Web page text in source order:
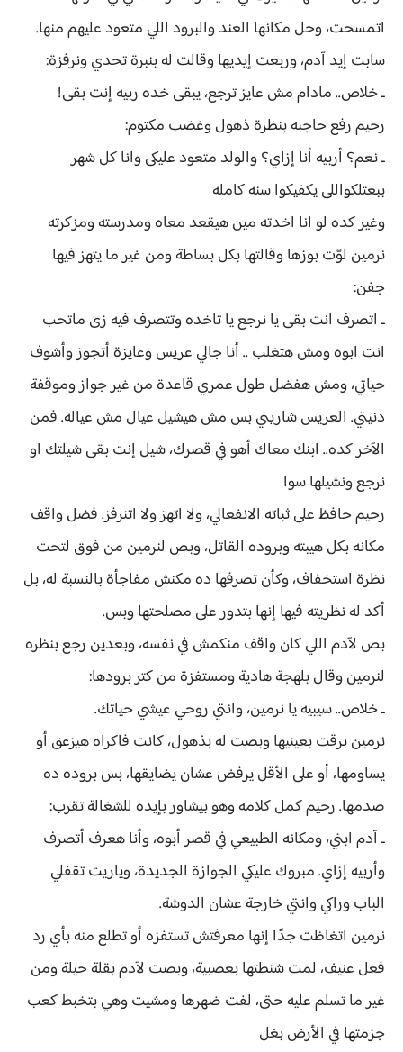
اتمسحت، وحل مكانها العند والبرود اللي متعود عليهم منها.
سابت إيد آدم، وربعت إيديها وقالت له بنبرة تحدي ونرفزة:
ـ خلاص.. مادام مش عايز ترجع، يبقى خده ربيه إنت بقى!
رحيم رفع حاجبه بنظرة ذهول وغضب مكتوم:
ـ نعم؟ أربيه أنا إزاي؟ والولد متعود عليكى وانا كل شهر
ببعتلكواللى يكفيكوا سنه كامله
وغير كده لو انا اخدته مين هيقعد معاه ومدرسته ومزكرته
نرمين لوّت بوزها وقالتها بكل بساطة ومن غير ما يتهز فيها
جفن:
ـ اتصرف انت بقى يا نرجع يا تاخده وتتصرف فيه زى ماتحب
انت ابوه ومش هتغلب .. أنا جالي عريس وعايزة أتجوز وأشوف
حياتي، ومش هفضل طول عمري قاعدة من غير جواز وموقفة
دنيتي. العريس شاريني بس مش هيشيل عيال مش عياله. فمن
الآخر كده.. ابنك معاك أهو في قصرك، شيل إنت بقى شيلتك او
نرجع ونشيلها سوا
رحيم حافظ على ثباته الانفعالي، ولا اتهز ولا اتنرفز. فضل واقف
مكانه بكل هيبته وبروده القاتل، وبص لنرمين من فوق لتحت
نظرة استخفاف، وكأن تصرفها ده مكنش مفاجأة بالنسبة له، بل
أكد له نظريته فيها إنها بتدور على مصلحتها وبس.
بص لآدم اللي كان واقف منكمش في نفسه، وبعدين رجع بنظره
لنرمين وقال بلهجة هادية ومستفزة من كتر برودها:
ـ خلاص.. سيبيه يا نرمين، وانتي روحي عيشي حياتك.
نرمين برقت بعينيها وبصت له بذهول، كانت فاكراه هيزعق أو
يساومها، أو على الأقل يرفض عشان يضايقها، بس بروده ده
صدمها. رحيم كمل كلامه وهو بيشاور بإيده للشغالة تقرب:
ـ آدم ابني، ومكانه الطبيعي في قصر أبوه، وأنا هعرف أتصرف
وأربيه إزاي. مبروك عليكي الجوازة الجديدة، وياريت تقفلي
الباب وراكي وانتي خارجة عشان الدوشة.
نرمين اتغاظت جدًا إنها معرفتش تستفزه أو تطلع منه بأي رد
فعل عنيف، لمت شنطتها بعصبية، وبصت لآدم بقلة حيلة ومن
غير ما تسلم عليه حتى، لفت ضهرها ومشيت وهي بتخبط كعب
جزمتها في الأرض بغل